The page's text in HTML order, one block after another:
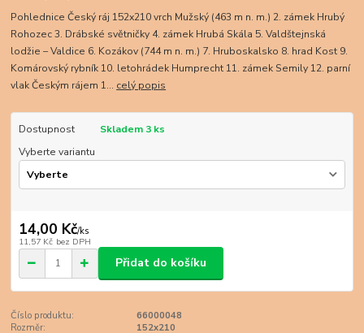
Pohlednice Český ráj 152x210 vrch Mužský (463 m n. m.) 2. zámek Hrubý
Rohozec 3. Drábské světničky 4. zámek Hrubá Skála 5. Valdštejnská
lodžie – Valdice 6. Kozákov (744 m n. m.) 7. Hruboskalsko 8. hrad Kost 9.
Komárovský rybník 10. letohrádek Humprecht 11. zámek Semily 12. parní
vlak Českým rájem 1... celý popis
Dostupnost
Skladem 3 ks
Vyberte variantu
14,00 Kč/ks
11,57 Kč bez DPH
Přidat do košíku
Číslo produktu:
66000048
Rozměr:
152x210